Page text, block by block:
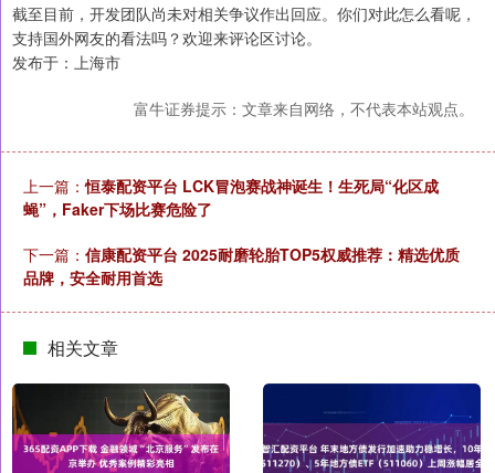
截至目前，开发团队尚未对相关争议作出回应。你们对此怎么看呢，
支持国外网友的看法吗？欢迎来评论区讨论。
发布于：上海市
富牛证券提示：文章来自网络，不代表本站观点。
上一篇：恒泰配资平台 LCK冒泡赛战神诞生！生死局“化区成
蝇”，Faker下场比赛危险了
下一篇： 信康配资平台 2025耐磨轮胎TOP5权威推荐：精选优质
品牌，安全耐用首选
相关文章